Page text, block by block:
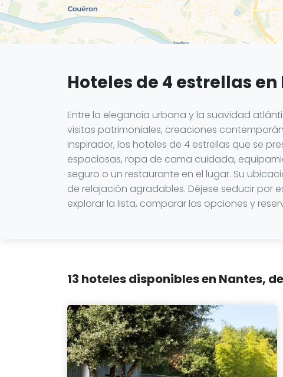
Hoteles de 4 estrellas en
Entre la elegancia urbana y la suavidad
visitas patrimoniales, creaciones
inspirador, los hoteles de 4 estrellas que se
espaciosas, ropa de cama cuidada,
seguro o un restaurante en el lugar. Su
de relajación agradables. Déjese seducir por
explorar la lista, comparar las opciones y
13 hoteles disponibles en Nantes,